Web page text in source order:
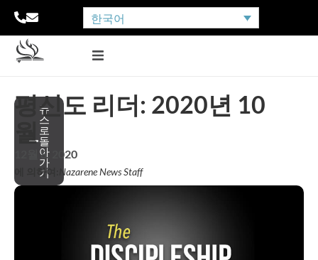
한국어
뉴
스
로
돌
아
가
기
평신도 리더: 2020년 10
12월 8, 2020
에 의하여: Nazarene News Staff